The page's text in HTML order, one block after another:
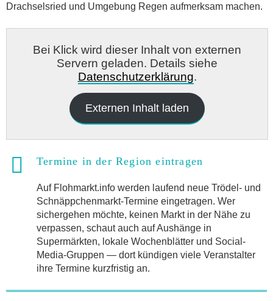
Drachselsried und Umgebung Regen aufmerksam machen.
Bei Klick wird dieser Inhalt von externen
Servern geladen. Details siehe
Datenschutzerklärung.
Externen Inhalt laden
Termine in der Region eintragen
Auf Flohmarkt.info werden laufend neue Trödel- und
Schnäppchenmarkt-Termine eingetragen. Wer
sichergehen möchte, keinen Markt in der Nähe zu
verpassen, schaut auch auf Aushänge in
Supermärkten, lokale Wochenblätter und Social-
Media-Gruppen — dort kündigen viele Veranstalter
ihre Termine kurzfristig an.